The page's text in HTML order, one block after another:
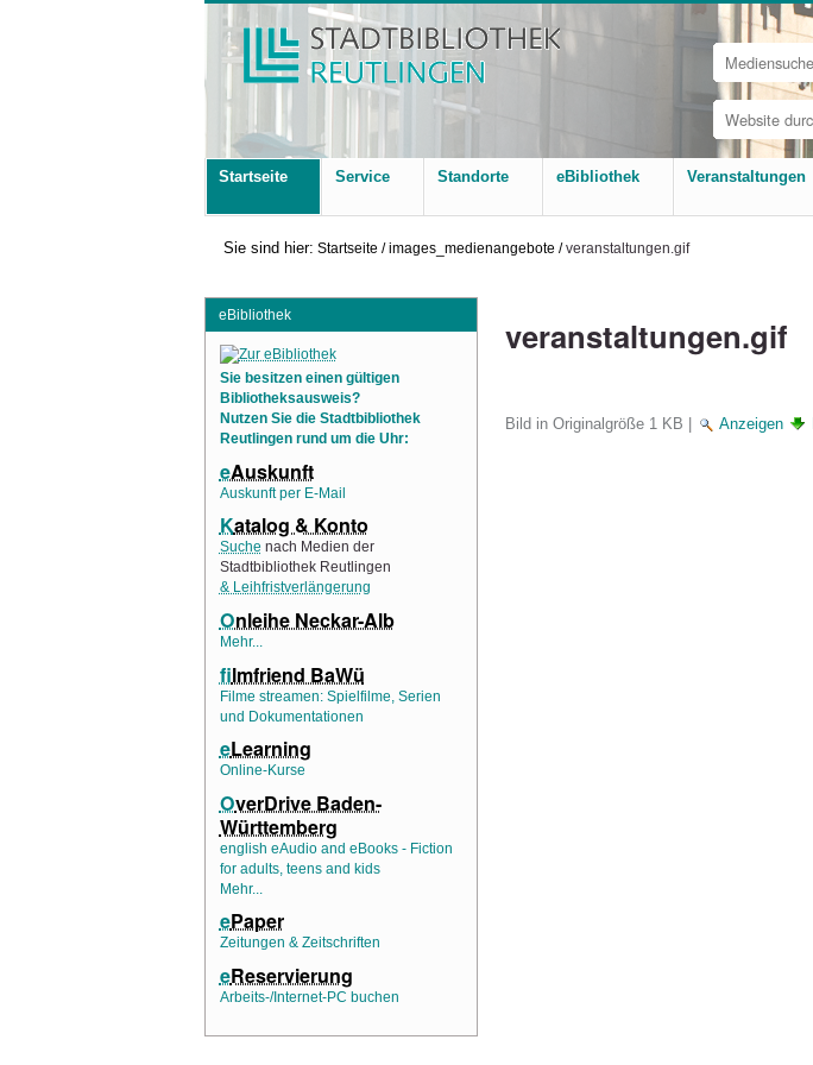
Website
durchsuchen
Erweiterte
Suche…
Startseite Service Standorte eBibliothek Veranstaltungen
Sie sind hier: Startseite /images_medienangebote /veranstaltungen.gif
veranstaltungen.gif
Bild in Originalgröße 1 KB Anzeigen
eBibliothek
Sie besitzen einen gültigen
Bibliotheksausweis?
Nutzen Sie die Stadtbibliothek
Reutlingen rund um die Uhr:
eAuskunft
Auskunft per E-Mail
Katalog & Konto
Suche nach Medien der
Stadtbibliothek Reutlingen
& Leihfristverlängerung
Onleihe Neckar-Alb
Mehr...
filmfriend BaWü
Filme streamen: Spielfilme, Serien
und Dokumentationen
eLearning
Online-Kurse
OverDrive Baden-
Württemberg
english eAudio and eBooks - Fiction
for adults, teens and kids
Mehr...
ePaper
Zeitungen & Zeitschriften
eReservierung
Arbeits-/Internet-PC buchen